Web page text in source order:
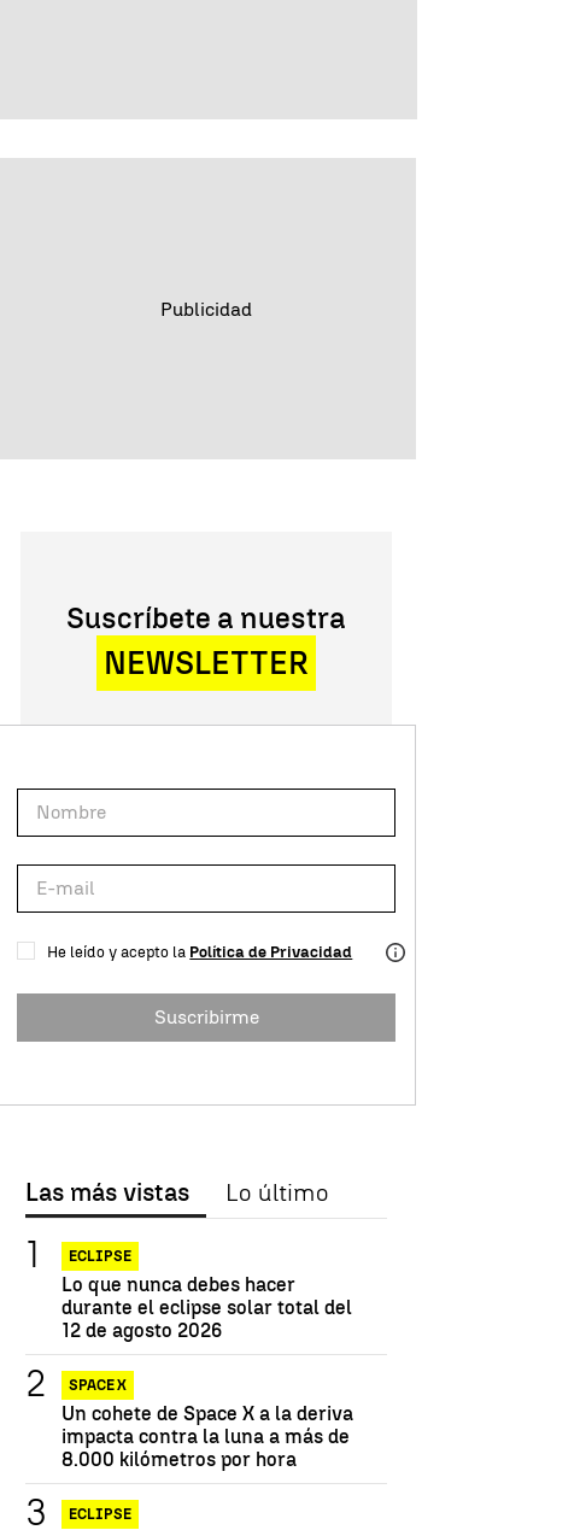
Suscríbete a nuestra
NEWSLETTER
He leído y acepto la Política de Privacidad
Suscribirme
Las más vistas Lo último
ECLIPSE
Lo que nunca debes hacer
durante el eclipse solar total del
12 de agosto 2026
SPACE X
Un cohete de Space X a la deriva
impacta contra la luna a más de
8.000 kilómetros por hora
ECLIPSE